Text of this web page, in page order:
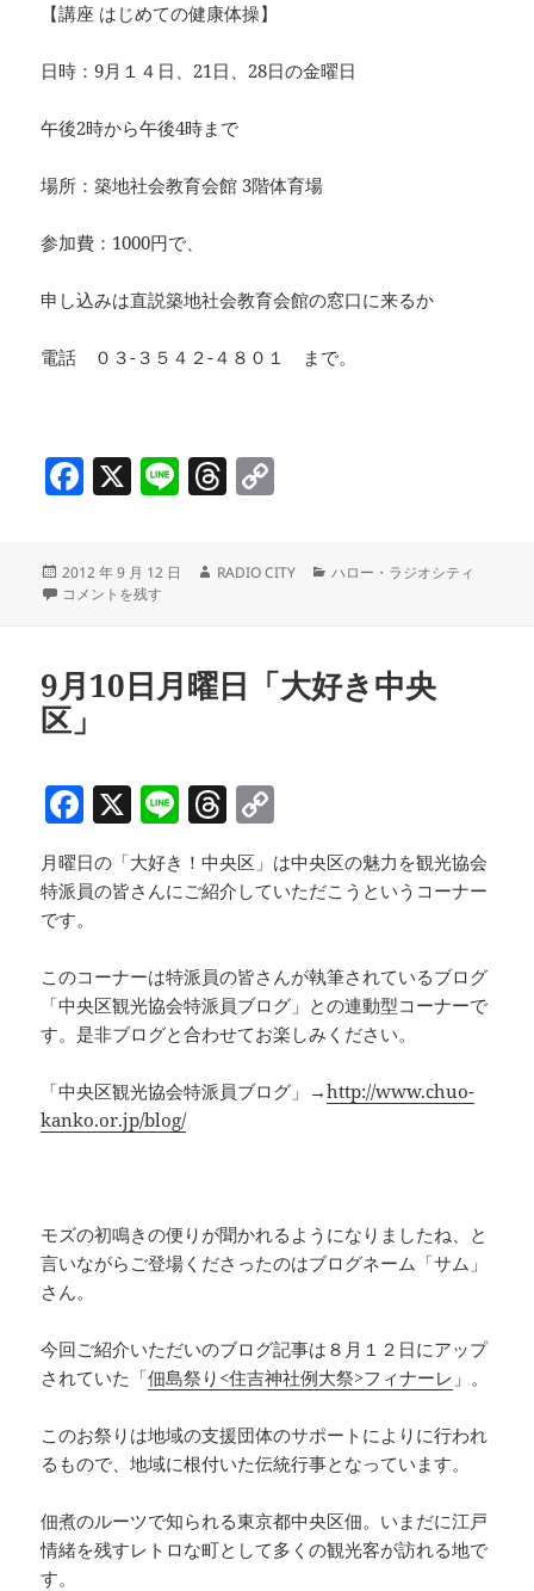
【講座 はじめての健康体操】
日時：9月１４日、21日、28日の金曜日
午後2時から午後4時まで
場所：築地社会教育会館 3階体育場
参加費：1000円で、
申し込みは直説築地社会教育会館の窓口に来るか
電話 ０３-３５４２-４８０１ まで。
F
c
e
o
o
k
X Li T
a
s
y
n
k
投
稿
2012 年 9 月 12 日
作
RADIO CITY
カ
ハロー・ラジオシティ
2012年 9月12日 水曜日「Ｌｅｔ’ｓ Ｅｎｊｏｙ 講座」 に
コメントを残す
9月10日月曜日「大好き中央
区」
F
a
c
o
o
k
X Li
n
e
T
h
re
d
s
o
p
Li
n
k
月曜日の「大好き！中央区」は中央区の魅力を観光協会
特派員の皆さんにご紹介していただこうというコーナー
です。
このコーナーは特派員の皆さんが執筆されているブログ
「中央区観光協会特派員ブログ」との連動型コーナーで
す。是非ブログと合わせてお楽しみください。
「中央区観光協会特派員ブログ」→http://www.chuo-
kanko.or.jp/blog/
モズの初鳴きの便りが聞かれるようになりましたね、と
言いながらご登場くださったのはブログネーム「サム」
さん。
今回ご紹介いただいのブログ記事は８月１２日にアップ
されていた「佃島祭り<住吉神社例大祭>フィナーレ 」。
このお祭りは地域の支援団体のサポートによりに行われ
るもので、地域に根付いた伝統行事となっています。
佃煮のルーツで知られる東京都中央区佃。いまだに江戸
情緒を残すレトロな町として多くの観光客が訪れる地で
す。